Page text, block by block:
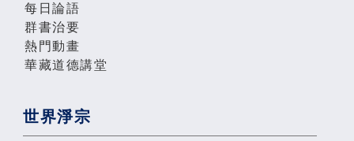
每日論語
群書治要
熱門動畫
華藏道德講堂
世界淨宗